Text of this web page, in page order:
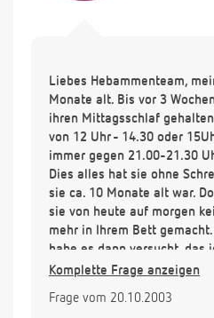
Liebes Hebammenteam,
Monate alt. Bis vor 3
ihren Mittagsschlaf
von 12 Uhr - 14.30 oder
immer gegen 21.00-21.30
Dies alles hat sie ohne
sie ca. 10 Monate alt war.
sie von heute auf morgen
mehr in Ihrem Bett
habe es dann versucht, das
aber auch das verlief fehl.
ist, schläft sie spätestens
Komplette Frage anzeigen
Frage vom 20.10.2003